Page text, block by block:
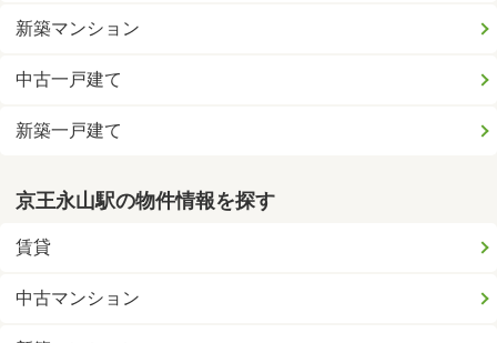
新築マンション
中古一戸建て
新築一戸建て
京王永山駅の物件情報を探す
賃貸
中古マンション